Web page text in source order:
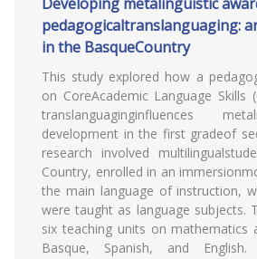
pedagogicaltranslanguaging:
in the BasqueCountry
This study explored how a
on CoreAcademic Language Skills
translanguaginginfluences
development in the first gradeof
research involved
Country, enrolled in an
the main language of instruction,
were taught as language subjects.
six teaching units on mathematics
Basque, Spanish, and English.